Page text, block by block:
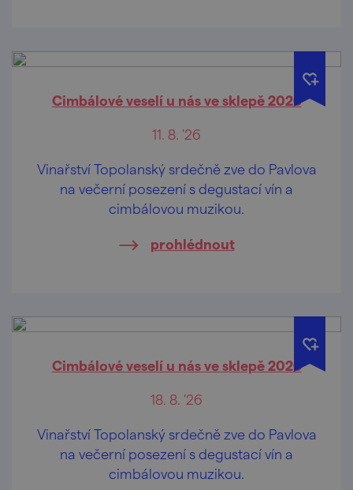
Cimbálové veselí u nás ve sklepě 2026
11. 8. '26
Vinařství Topolanský srdečně zve do Pavlova
na večerní posezení s degustací vín a
cimbálovou muzikou.
prohlédnout
Cimbálové veselí u nás ve sklepě 2026
18. 8. '26
Vinařství Topolanský srdečně zve do Pavlova
na večerní posezení s degustací vín a
cimbálovou muzikou.